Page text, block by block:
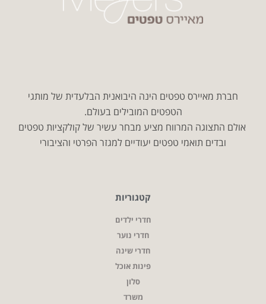
חברת מאיירס טפטים הינה היבואנית הבלעדית של מותגי
הטפטים המובילים בעולם.
אולם התצוגה המרווח מציע מבחר עשיר של קולקציות טפטים
ובדים תואמי טפטים יעודיים למגזר הפרטי והציבורי
קטגוריות
חדרי ילדים
חדרי נוער
חדרי שינה
פינות אוכל
סלון
משרד